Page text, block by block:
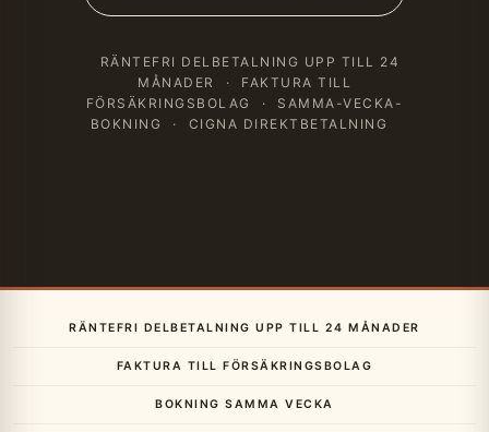
RÄNTEFRI DELBETALNING UPP TILL 24
MÅNADER
·
FAKTURA TILL
FÖRSÄKRINGSBOLAG
·
SAMMA-VECKA-
BOKNING
· CIGNA DIREKTBETALNING
RÄNTEFRI DELBETALNING UPP TILL 24 MÅNADER
FAKTURA TILL FÖRSÄKRINGSBOLAG
BOKNING SAMMA VECKA